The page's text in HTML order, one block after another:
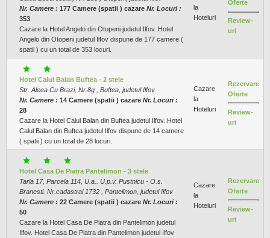
Nr. Camere : 177 Camere (spatii ) cazare Nr. Locuri :
353
Cazare la Hotel Angelo din Otopeni judetul Ilfov. Hotel
Angelo din Otopeni judetul Ilfov dispune de 177 camere (
spatii ) cu un total de 353 locuri.
la
Hoteluri
Oferte
Review-
uri
Hotel Calul Balan Buftea - 2 stele
Str. Aleea Cu Brazi, Nr.8g , Buftea, judetul Ilfov
Nr. Camere : 14 Camere (spatii ) cazare Nr. Locuri :
28
Cazare la Hotel Calul Balan din Buftea judetul Ilfov. Hotel
Calul Balan din Buftea judetul Ilfov dispune de 14 camere
( spatii ) cu un total de 28 locuri.
Cazare
la
Hoteluri
Rezervare
Oferte
Review-
uri
Hotel Casa De Piatra Pantelimon - 3 stele
Tarla 17, Parcela 114, U.a.. U.p.v. Pustnicu - O.s.
Branesti. Nr.cadastral 1732 , Pantelimon, judetul Ilfov
Nr. Camere : 22 Camere (spatii ) cazare Nr. Locuri :
50
Cazare la Hotel Casa De Piatra din Pantelimon judetul
Ilfov. Hotel Casa De Piatra din Pantelimon judetul Ilfov
Cazare
la
Hoteluri
Rezervare
Oferte
Review-
uri